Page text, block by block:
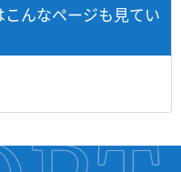
んなページも見てい